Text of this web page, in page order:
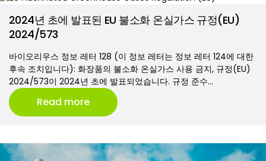
2024년 초에 발표된 EU 불소화 온실가스 규정(EU)
2024/573
바이오리우스 정보 레터 128 (이 정보 레터는 정보 레터 124에 대한
후속 조치입니다): 화장품의 불소화 온실가스 사용 금지, 규정(EU)
2024/573이 2024년 초에 발표되었습니다. 규정 준수…
Read more